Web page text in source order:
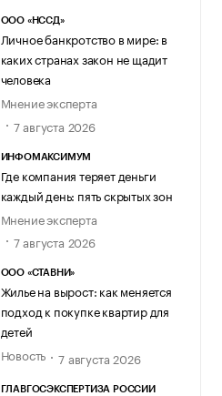
ООО «НССД»
Личное банкротство в мире: в
каких странах закон не щадит
человека
Мнение эксперта
7 августа 2026
ИНФОМАКСИМУМ
Где компания теряет деньги
каждый день: пять скрытых зон
Мнение эксперта
7 августа 2026
ООО «СТАВНИ»
Жилье на вырост: как меняется
подход к покупке квартир для
детей
Новость
7 августа 2026
ГЛАВГОСЭКСПЕРТИЗА РОССИИ